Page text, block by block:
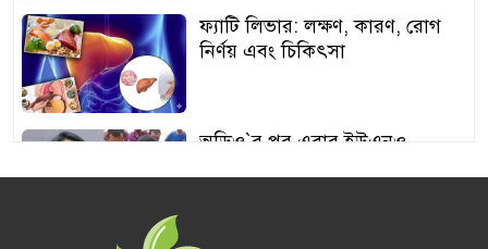
ফ্যাটি লিভার: লক্ষণ, কারণ, রোগ
নির্ণয় এবং চিকিৎসা
অডিও‍‍`র পর এবার ইউএনও